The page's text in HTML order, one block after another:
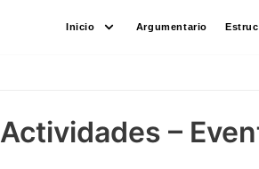
Inicio Argumentario
Actividades –